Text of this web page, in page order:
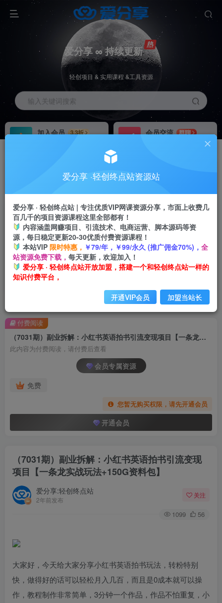
爱分享 ∞ 持续更新
轻创项目 & 实用课程 &工具资源
输入关键词搜索
加入会员
3.3折
会员交流
群聊
推广返佣高达70%
24小时自动赚钱
加入会员享受权益福利
（7031期）副业拆解：小红书英语拍书引流变现项目【一条龙实战玩法+150G资料包】
此内容为付费阅读，请付费后查看
会员专属资源
免费
您暂无购买权限，请先开通会员
开通会员
付费阅读
（7031期）副业拆解：小红书英语拍书引流变现
项目【一条龙实战玩法+150G资料包】
爱分享:轻创终点站
2年前发布
关注
1099 56
大家好，今天给大家分享小红书英语拍书玩法，转粉特别
快，做得好的话可以轻松月入几百，而且是0成本就可以操
作，教程制作非常简单，3分钟一个作品，作品不怕重复，小
爱分享 ·轻创终点站资源站
爱分享 · 轻创终点站 | 专注优质VIP网课资源分享，市面上收费几
百几千的项目资源课程这里全部都有！
内容涵盖网赚项目、引流技术、电商运营、脚本源码等资
源，每日稳定更新20-30优质付费资源课程！
本站VIP 限时特惠， ￥79/年，￥99/永久 (推广佣金70%)， 全
站资源免费下载， 每天更新，欢迎加入！
爱分享 · 轻创终点站开放加盟，搭建一个和轻创终点站一样的
知识付费平台，
开通VIP会员 加盟当站长